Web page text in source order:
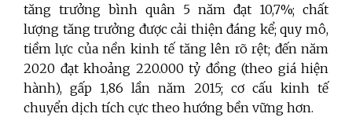
tăng trưởng bình quân 5 năm đạt 10,7%; chất
lượng tăng trưởng được cải thiện đáng kể; quy mô,
tiềm lực của nền kinh tế tăng lên rõ rệt; đến năm
2020 đạt khoảng 220.000 tỷ đồng (theo giá hiện
hành), gấp 1,86 lần năm 2015; cơ cấu kinh tế
chuyển dịch tích cực theo hướng bền vững hơn.